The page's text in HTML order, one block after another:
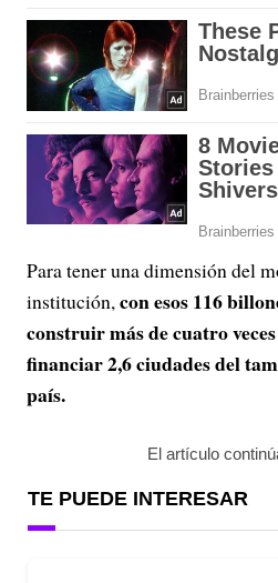
Para tener una dimensión del
institución, con esos 116
construir más de cuatro
financiar 2,6 ciudades del
país.
El artículo
TE PUEDE INTERESAR